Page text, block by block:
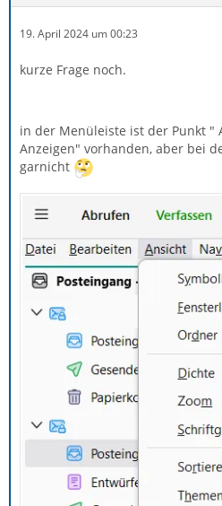
19. April 2024 um 00:23
kurze Frage noch.
in der Menüleiste ist der Punkt "
Anzeigen" vorhanden, aber bei
garnicht